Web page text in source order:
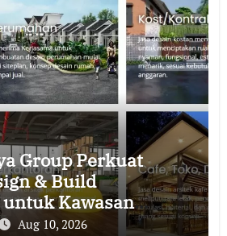
Group Perkuat
& Build
Kawasan
Aug 10, 2026